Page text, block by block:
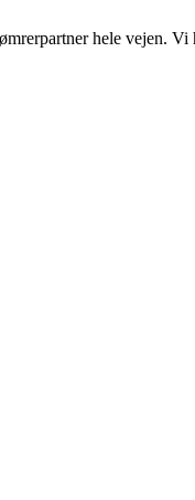
hele vejen.